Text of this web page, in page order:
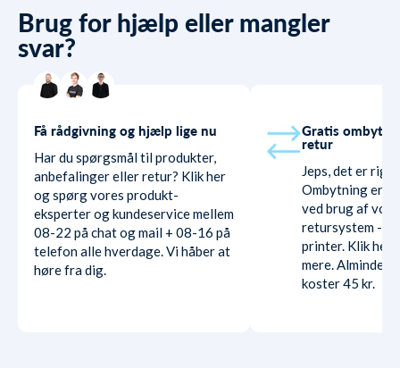
Brug for hjælp eller mangler
svar?
Få rådgivning og hjælp lige nu
Har du spørgsmål til produkter,
anbefalinger eller retur? Klik her
og spørg vores produkt-
eksperter og kundeservice mellem
08-22 på chat og mail + 08-16 på
telefon alle hverdage. Vi håber at
høre fra dig.
Gratis
retur
Jeps, det er
Ombytning er
ved brug af
retursystem -
printer. Klik her
mere.
koster 45 kr.